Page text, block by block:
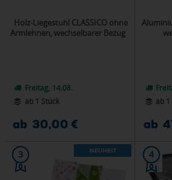
Holz-Liegestuhl CLASSICO ohne
Armlehnen, wechselbarer Bezug
Freitag, 14.08.
ab 1 Stück
ab 30,00 €
ab
ab
3 4